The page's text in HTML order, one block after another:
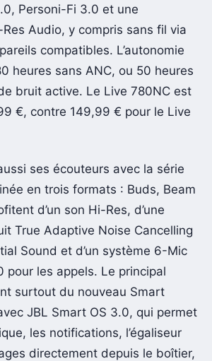
Personi-Fi 3.0 et une
Audio, y compris sans fil via
compatibles. L’autonomie
heures sans ANC, ou 50 heures
bruit active. Le Live 780NC est
€, contre 149,99 € pour le Live
ses écouteurs avec la série
en trois formats : Buds, Beam
d’un son Hi-Res, d’une
True Adaptive Noise Cancelling
Sound et d’un système 6-Mic
pour les appels. Le principal
surtout du nouveau Smart
JBL Smart OS 3.0, qui permet
les notifications, l’égaliseur
directement depuis le boîtier,